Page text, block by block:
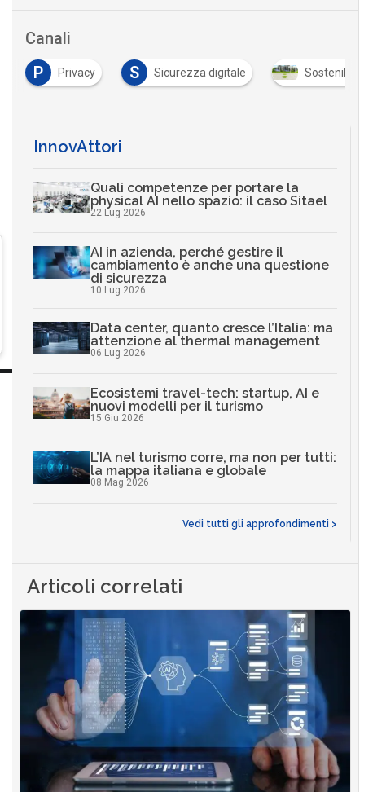
Canali
S Sicurezza digitale Sostenibilità e smart city
InnovAttori
Quali competenze per portare la
physical AI nello spazio: il caso Sitael
22 Lug 2026
AI in azienda, perché gestire il
cambiamento è anche una questione
di sicurezza
10 Lug 2026
Data center, quanto cresce l’Italia: ma
attenzione al thermal management
06 Lug 2026
Ecosistemi travel-tech: startup, AI e
nuovi modelli per il turismo
15 Giu 2026
L’IA nel turismo corre, ma non per tutti:
la mappa italiana e globale
08 Mag 2026
Vedi tutti gli approfondimenti >
Articoli correlati